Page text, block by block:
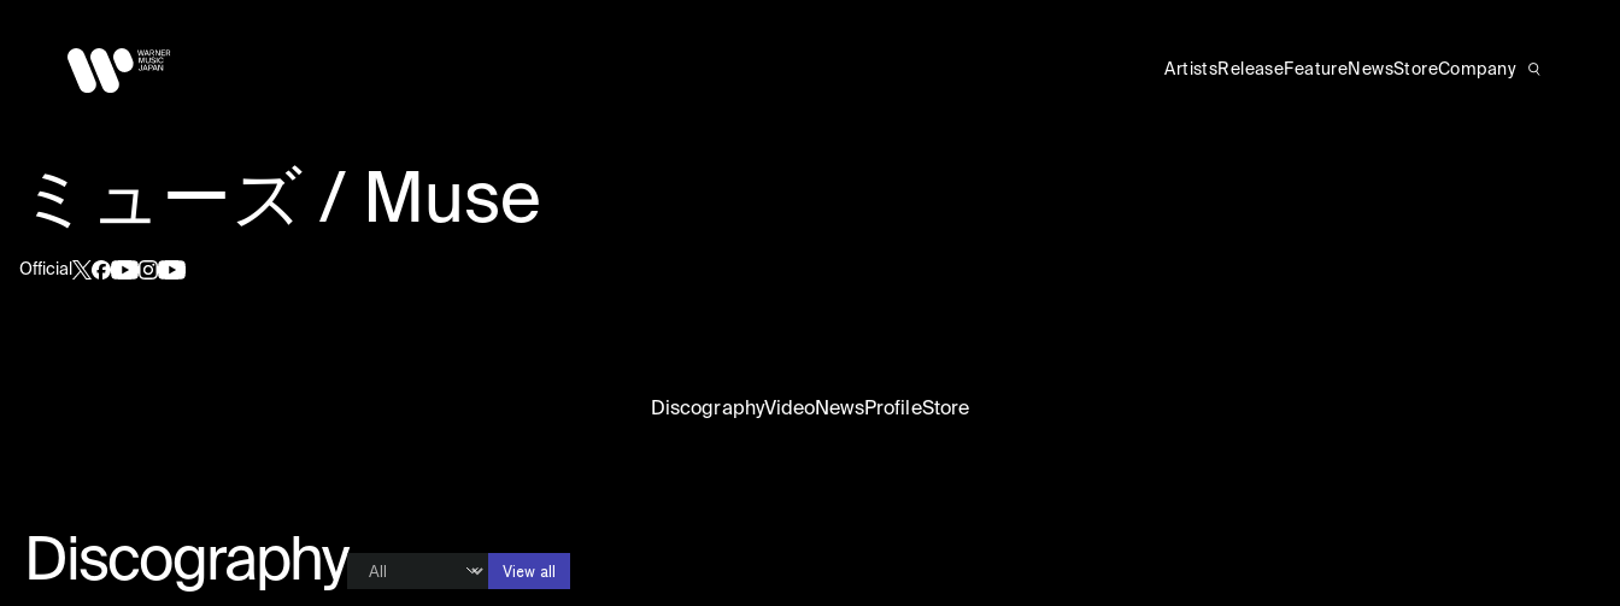
ミューズ / Muse
Official
DiscographyVideoNewsProfileStore
Discography View all
ArtistsReleaseFeature NewsStoreCompany